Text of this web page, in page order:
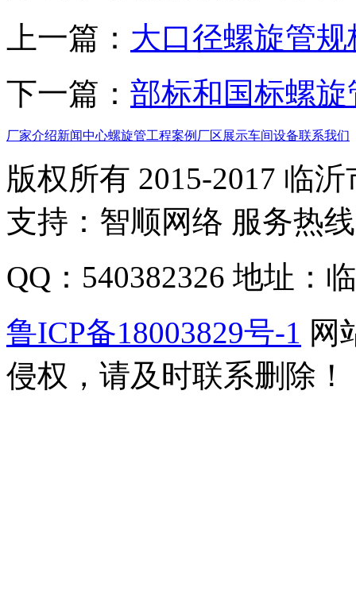
上一篇： 大口径螺旋管
下一篇： 部标和国标螺
厂家介绍新闻中心螺旋管工程案例 厂区展示车间设备联系我们
版权所有 2015-2017 临
支持：智顺网络 服务热
QQ：540382326 地址：
鲁ICP备18003829号-1 网
侵权，请及时联系删除！